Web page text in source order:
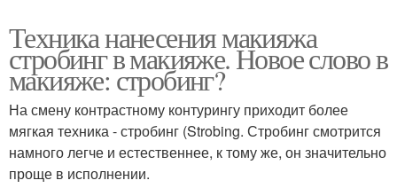
Техника нанесения макияжа
стробинг в макияже. Новое слово в
макияже: стробинг?
На смену контрастному контурингу приходит более
мягкая техника - стробинг (Strobing. Стробинг смотрится
намного легче и естественнее, к тому же, он значительно
проще в исполнении.